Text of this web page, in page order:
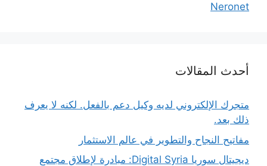
Neronet
أحدث المقالات
متجرك الإلكتروني لديه وكيل دعم بالفعل. لكنه لا يعرف
ذلك بعد.
مفاتيح النجاح والتطوير في عالم الاستثمار
ديجيتال سوريا Digital Syria: مبادرة لإطلاق مجتمع